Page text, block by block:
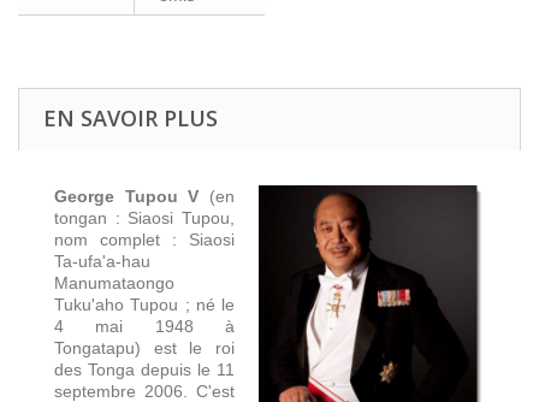
EN SAVOIR PLUS
George Tupou V (en
tongan : Siaosi Tupou,
nom complet : Siaosi
Ta-ufa'a-hau
Manumataongo
Tuku'aho Tupou ; né le
4 mai 1948 à
Tongatapu) est le roi
des Tonga depuis le 11
septembre 2006. C'est